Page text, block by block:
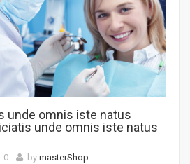
unde omnis iste natus
unde omnis iste natus
0 by masterShop